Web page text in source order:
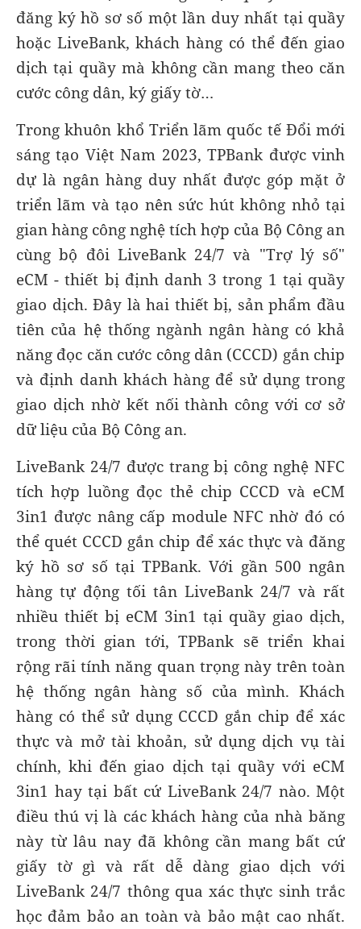
đăng ký hồ sơ số một lần duy nhất tại quầy
hoặc LiveBank, khách hàng có thể đến giao
dịch tại quầy mà không cần mang theo căn
cước công dân, ký giấy tờ…
Trong khuôn khổ Triển lãm quốc tế Đổi mới
sáng tạo Việt Nam 2023, TPBank được vinh
dự là ngân hàng duy nhất được góp mặt ở
triển lãm và tạo nên sức hút không nhỏ tại
gian hàng công nghệ tích hợp của Bộ Công an
cùng bộ đôi LiveBank 24/7 và "Trợ lý số"
eCM - thiết bị định danh 3 trong 1 tại quầy
giao dịch. Đây là hai thiết bị, sản phẩm đầu
tiên của hệ thống ngành ngân hàng có khả
năng đọc căn cước công dân (CCCD) gắn chip
và định danh khách hàng để sử dụng trong
giao dịch nhờ kết nối thành công với cơ sở
dữ liệu của Bộ Công an.
LiveBank 24/7 được trang bị công nghệ NFC
tích hợp luồng đọc thẻ chip CCCD và eCM
3in1 được nâng cấp module NFC nhờ đó có
thể quét CCCD gắn chip để xác thực và đăng
ký hồ sơ số tại TPBank. Với gần 500 ngân
hàng tự động tối tân LiveBank 24/7 và rất
nhiều thiết bị eCM 3in1 tại quầy giao dịch,
trong thời gian tới, TPBank sẽ triển khai
rộng rãi tính năng quan trọng này trên toàn
hệ thống ngân hàng số của mình. Khách
hàng có thể sử dụng CCCD gắn chip để xác
thực và mở tài khoản, sử dụng dịch vụ tài
chính, khi đến giao dịch tại quầy với eCM
3in1 hay tại bất cứ LiveBank 24/7 nào. Một
điều thú vị là các khách hàng của nhà băng
này từ lâu nay đã không cần mang bất cứ
giấy tờ gì và rất dễ dàng giao dịch với
LiveBank 24/7 thông qua xác thực sinh trắc
học đảm bảo an toàn và bảo mật cao nhất.